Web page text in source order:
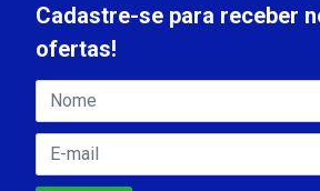
Cadastre-se para receber
ofertas!